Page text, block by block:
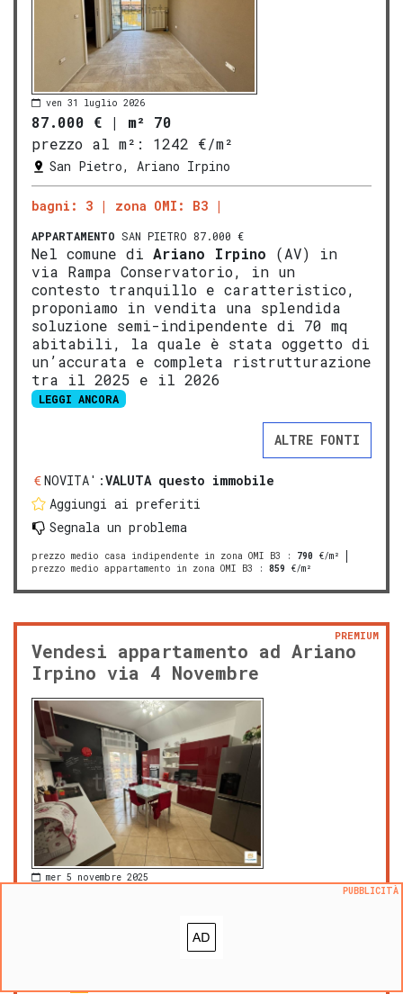
ven 31 luglio 2026
87.000 € | m² 70
prezzo al m²:
1242 €/m²
San Pietro, Ariano Irpino
bagni: 3 zona OMI: B3
APPARTAMENTO SAN PIETRO 87.000 €
Nel comune di Ariano Irpino (AV) in
via Rampa Conservatorio, in un
contesto tranquillo e caratteristico,
proponiamo in vendita una splendida
soluzione semi-indipendente di 70 mq
abitabili, la quale è stata oggetto di
un’accurata e completa ristrutturazione
tra il 2025 e il 2026
LEGGI ANCORA
ALTRE FONTI
NOVITA':VALUTA questo immobile
Aggiungi ai preferiti
Segnala un problema
prezzo medio casa indipendente in zona OMI B3 : 790 €/m²
prezzo medio appartamento in zona OMI B3 : 859 €/m²
Vendesi appartamento ad Ariano
Irpino via 4 Novembre
PREMIUM
mer 5 novembre 2025
1100 €/m²
Via IV Novembre, Cardito, Ariano Irpino
PUBBLICITÀ